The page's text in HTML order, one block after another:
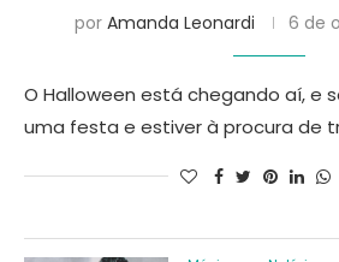
por Amanda Leonardi 6 de
O Halloween está chegando aí, e
uma festa e estiver à procura de